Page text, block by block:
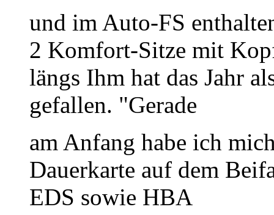
und im Auto-FS
2 Komfort-Sitze mit
längs Ihm hat das Jahr
gefallen. "Gerade
am Anfang habe ich
Dauerkarte auf dem
EDS sowie HBA